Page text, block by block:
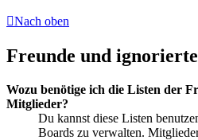
Nach oben
Freunde und
Wozu benötige ich die Listen der
Mitglieder?
Du kannst diese Listen
Boards zu verwalten.